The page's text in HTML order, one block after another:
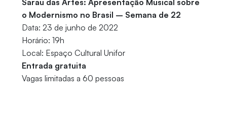
Sarau das Artes: Apresentação Musical sobre
o Modernismo no Brasil – Semana de 22
Data: 23 de junho de 2022
Horário: 19h
Local: Espaço Cultural Unifor
Entrada gratuita
Vagas limitadas a 60 pessoas